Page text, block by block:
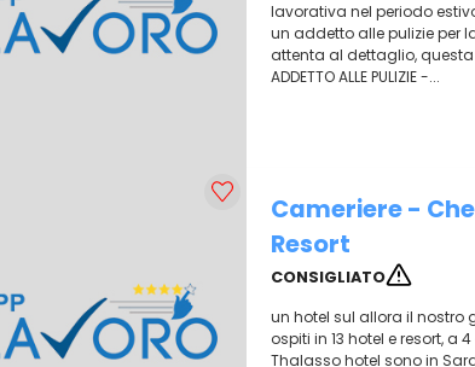
lavorativa nel periodo
un addetto alle pulizie per
attenta al dettaglio, questa
ADDETTO ALLE PULIZIE -...
Cameriere -
Resort
CONSIGLIATO
un hotel sul allora il nostro
ospiti in 13 hotel e resort, a
Thalasso hotel sono in